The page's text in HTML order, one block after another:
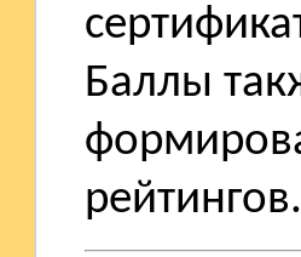
Баллы
рейтингов.